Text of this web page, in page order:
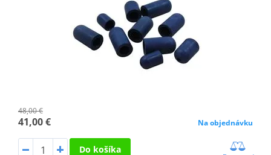
48,00 €
41,00 € Na objednávku
Do košíka